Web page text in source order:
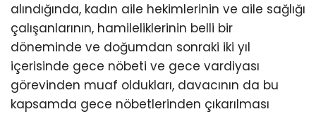
alındığında, kadın aile hekimlerinin ve aile sağlığı
çalışanlarının, hamileliklerinin belli bir
döneminde ve doğumdan sonraki iki yıl
içerisinde gece nöbeti ve gece vardiyası
görevinden muaf oldukları, davacının da bu
kapsamda gece nöbetlerinden çıkarılması